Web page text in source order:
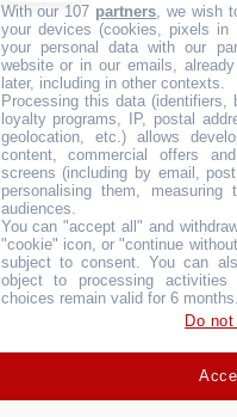
With our 107 partners , we wish
your devices (cookies, pixels
your personal data with our
website or in our emails,
later, including in other contexts.
Processing this data (identifiers,
loyalty programs, IP, postal
geolocation, etc.) allows
content, commercial offers
screens (including by email,
personalising them, measuring
audiences.
You can "accept all" and
"cookie" icon, or "continue
subject to consent. You can
object to processing
choices remain valid for 6
Do